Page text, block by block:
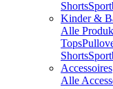
Shorts
Kinder &
Alle
Tops
Shorts
Accessoires
Alle